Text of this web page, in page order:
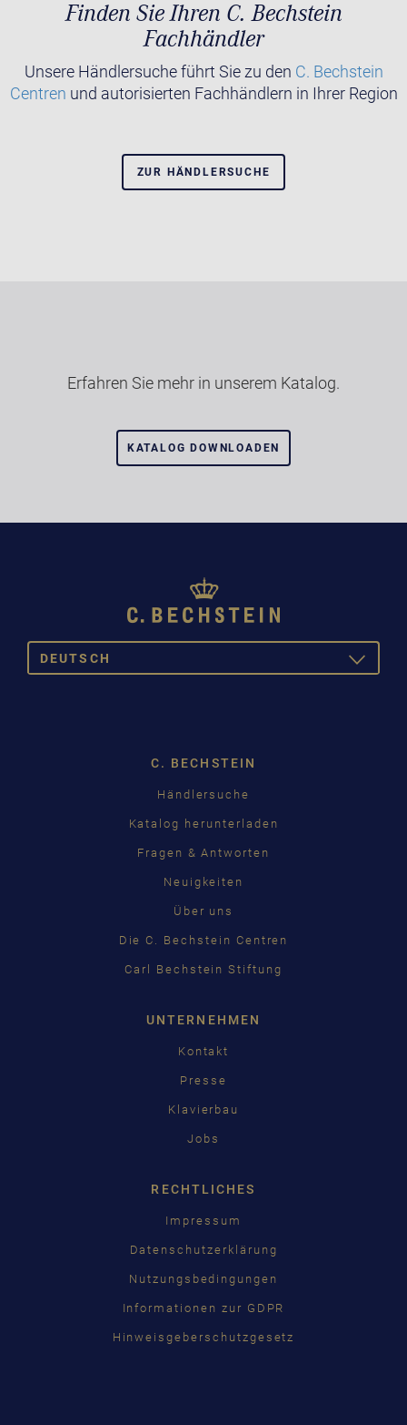
Finden Sie Ihren C. Bechstein
Fachhändler
Unsere Händlersuche führt Sie zu den C. Bechstein
Centren und autorisierten Fachhändlern in Ihrer Region
ZUR HÄNDLERSUCHE
Erfahren Sie mehr in unserem Katalog.
KATALOG DOWNLOADEN
DEUTSCH
TOGGLE
C. BECHSTEIN
Händlersuche
Katalog herunterladen
Fragen & Antworten
Neuigkeiten
Über uns
Die C. Bechstein Centren
Carl Bechstein Stiftung
UNTERNEHMEN
Kontakt
Presse
Klavierbau
Jobs
RECHTLICHES
Impressum
Datenschutzerklärung
Nutzungsbedingungen
Informationen zur GDPR
Hinweisgeberschutzgesetz